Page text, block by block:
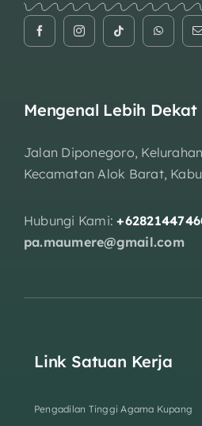
Mengenal Lebih Dekat
Jalan Diponegoro,
Kecamatan Alok Barat,
Hubungi Kami:
pa.maumere@gmail.com
Link Satuan Kerja
Pengadilan Tinggi Agama Kupang